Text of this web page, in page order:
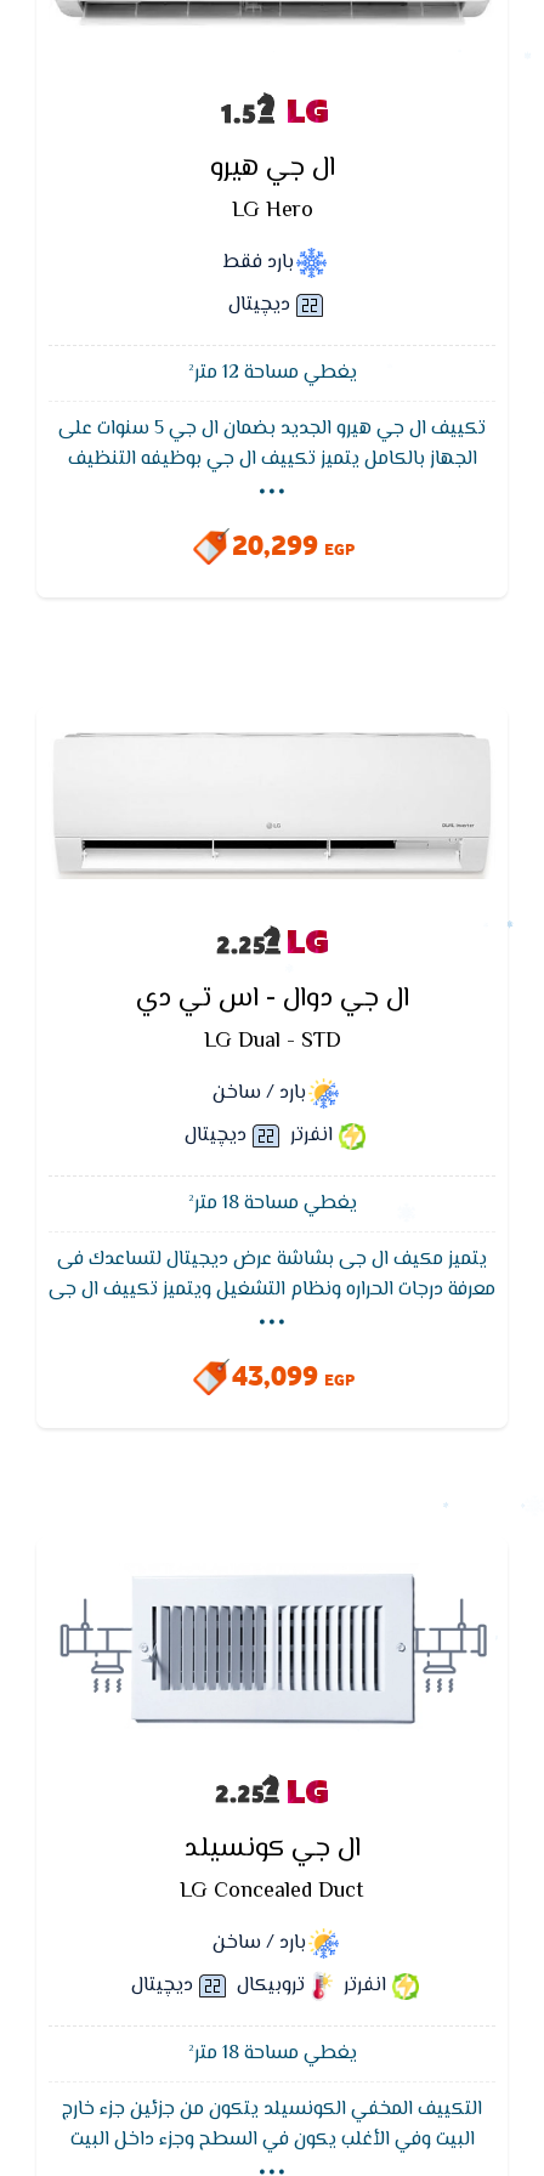
LG
ال جي هيرو
LG Hero
بارد فقط
ديچيتال
يغطي مساحة 12 متر²
تكييف ال جي هيرو الجديد بضمان ال جي 5 سنوات على
الجهاز بالكامل يتميز تكييف ال جي بوظيفه التنظيف
تلقائي و التي تعمل هذه الوظيفة على تمكين مكيف
الأجزاء الداخلية لتجنب ظهور الفطريات و
...
20,299 EGP
LG
ال جي دوال - اس تي دي
LG Dual - STD
بارد / ساخن
انفرتر
ديچيتال
يغطي مساحة 18 متر²
يتميز مكيف ال جى بشاشة عرض ديجيتال لتساعدك فى
معرفة درجات الحراره ونظام التشغيل ويتميز تكييف ال جى
10 سنوات من ال جى ضد عيوب الصناعة ,يتميز بخاصية
...
43,099 EGP
LG
ال جي كونسيلد
LG Concealed Duct
بارد / ساخن
انفرتر
تروبيكال ديچيتال
يغطي مساحة 18 متر²
التكييف المخفي الكونسيلد يتكون من جزئين جزء خارج
البيت وفي الأغلب يكون في السطح وجزء داخل البيت